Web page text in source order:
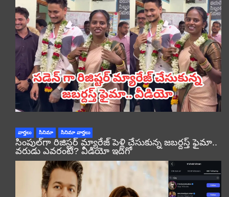
వార్తలు సినిమా సినిమా వార్తలు
సింపుల్‌గా రిజిస్టర్‌ మ్యారేజ్ పెళ్లి చేసుకున్న జబర్దస్త్ ఫైమా..
వరుడు ఎవరంటే? వీడియో ఇదిగో